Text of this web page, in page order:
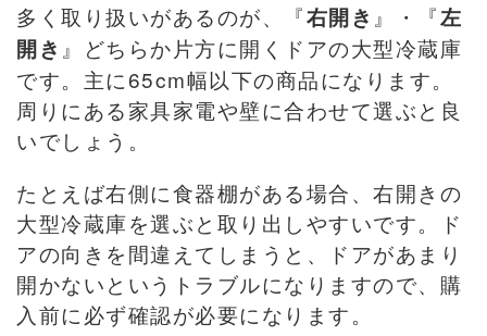
多く取り扱いがあるのが、『右開き 』・『左
開き 』どちらか片方に開くドアの大型冷蔵庫
です。主に65cm幅以下の商品になります。
周りにある家具家電や壁に合わせて選ぶと良
いでしょう。
たとえば右側に食器棚がある場合、右開きの
大型冷蔵庫を選ぶと取り出しやすいです。ド
アの向きを間違えてしまうと、ドアがあまり
開かないというトラブルになりますので、購
入前に必ず確認が必要になります。